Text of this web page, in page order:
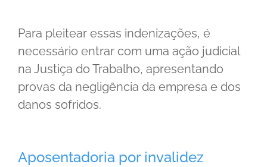
Para pleitear essas indenizações, é
necessário entrar com uma ação judicial
na Justiça do Trabalho, apresentando
provas da negligência da empresa e dos
danos sofridos.
Aposentadoria por invalidez